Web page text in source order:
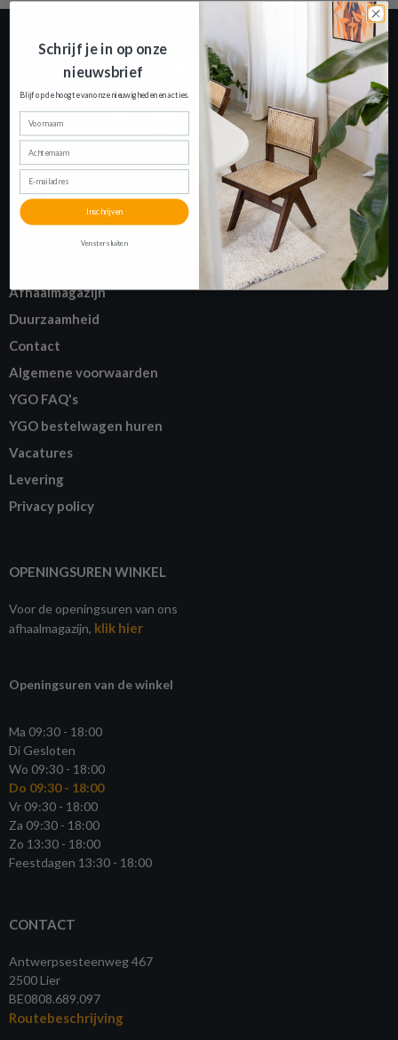
OVER YGO
Cadeaubonnen
Afhaalmagazijn
Duurzaamheid
Contact
Algemene voorwaarden
YGO FAQ's
YGO bestelwagen huren
Vacatures
Levering
Privacy policy
OPENINGSUREN WINKEL
Voor de openingsuren van ons
afhaalmagazijn, klik hier
Openingsuren van de winkel
Ma 09:30 - 18:00
Di Gesloten
Wo 09:30 - 18:00
Do 09:30 - 18:00
Vr 09:30 - 18:00
Za 09:30 - 18:00
Zo 13:30 - 18:00
Feestdagen 13:30 - 18:00
CONTACT
Antwerpsesteenweg 467
2500 Lier
BE0808.689.097
Routebeschrijving
Schrijf je in op onze
nieuwsbrief
Blijf op de hoogte van onze nieuwigheden enacties.
Voornaam
Achternaam
Inschrijven
Venster sluiten